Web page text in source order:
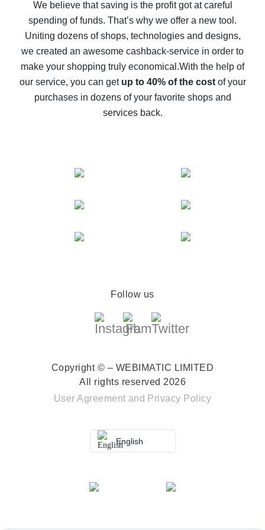
10% cash back on AliExpress - the impossible is
possible
The best cash back on AliExpress - how to find it
The best cash back service for AliExpress - let's
compare offers
We believe that saving is the profit got at careful
spending of funds. That’s why we offer a new tool.
Uniting dozens of shops, technologies and designs,
we created an awesome cashback-service in order to
make your shopping truly economical.With the help of
our service, you can get up to 40% of the costof your
purchases in dozens of your favorite shops and
services back.
Follow us
Copyright © – WEBIMATIC LIMITED
All rights reserved 2026
User Agreement and Privacy Policy
English